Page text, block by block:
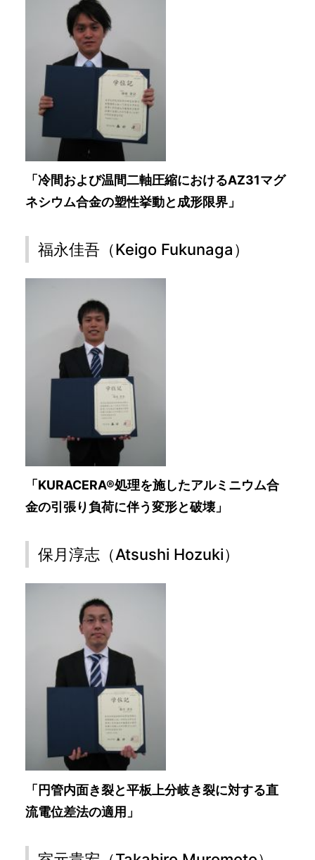
「冷間および温間二軸圧縮におけるAZ31マグ
ネシウム合金の塑性挙動と成形限界」
福永佳吾（Keigo Fukunaga）
「KURACERA®処理を施したアルミニウム合
金の引張り負荷に伴う変形と破壊」
保月淳志（Atsushi Hozuki）
「円管内面き裂と平板上分岐き裂に対する直
流電位差法の適用」